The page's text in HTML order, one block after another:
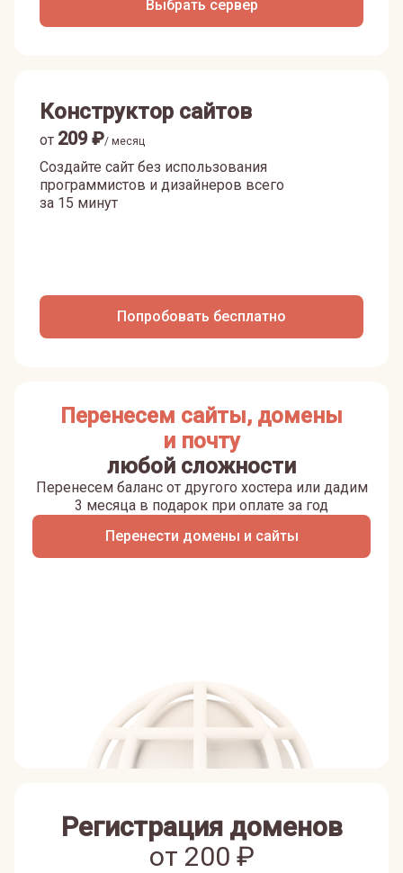
Выбрать сервер
Конструктор сайтов
от 209₽/ месяц
Создайте сайт без использования
программистов и дизайнеров всего
за 15 минут
Попробовать бесплатно
Перенесем сайты, домены
и почту
любой сложности
Перенести домены и сайты
Перенесем баланс от другого хостера или дадим
3 месяца в подарок при оплате за год
Регистрация доменов
от 200 ₽